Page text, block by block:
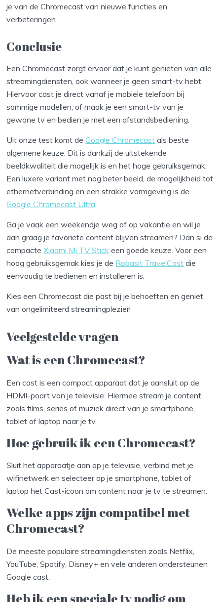
je van de Chromecast van nieuwe functies en
verbeteringen.
Conclusie
Een Chromecast zorgt ervoor dat je kunt genieten van alle
streamingdiensten, ook wanneer je geen smart-tv hebt.
Hiervoor cast je direct vanaf je mobiele telefoon bij
sommige modellen, of maak je een smart-tv van je
gewone tv en bedien je met een afstandsbediening.
Uit onze test komt deGoogle Chromecast als beste
algemene keuze. Dit is dankzij de uitstekende
beeldkwaliteit die mogelijk is en het hoge gebruiksgemak.
Een luxere variant met nog beter beeld, de mogelijkheid tot
ethernetverbinding en een strakke vormgeving is de
Google Chromecast Ultra.
Ga je vaak een weekendje weg of op vakantie en wil je
dan graag je favoriete content blijven streamen? Dan si de
compacteXiaomi Mi TV Stick een goede keuze. Voor een
hoog gebruiksgemak kies je de Robasit TravelCast die
eenvoudig te bedienen en installeren is.
Kies een Chromecast die past bij je behoeften en geniet
van ongelimiteerd streamingplezier!
Veelgestelde vragen
Wat is een Chromecast?
Een cast is een compact apparaat dat je aansluit op de
HDMI-poort van je televisie. Hiermee stream je content
zoals films, series of muziek direct van je smartphone,
tablet of laptop naar je tv.
Hoe gebruik ik een Chromecast?
Sluit het apparaatje aan op je televisie, verbind met je
wifinetwerk en selecteer op je smartphone, tablet of
laptop het Cast-icoon om content naar je tv te streamen.
Welke apps zijn compatibel met
Chromecast?
De meeste populaire streamingdiensten zoals Netflix,
YouTube, Spotify, Disney+ en vele anderen ondersteunen
Google cast.
Heb ik een speciale tv nodig om